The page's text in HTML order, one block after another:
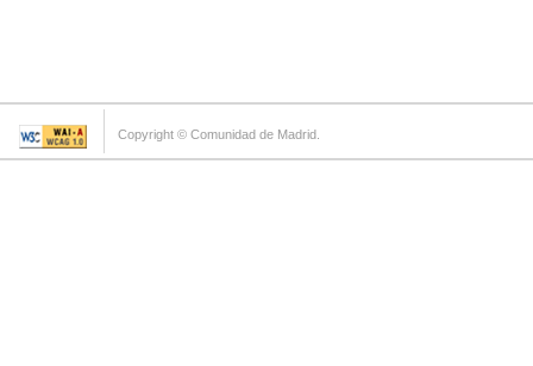
Copyright © Comunidad de Madrid.